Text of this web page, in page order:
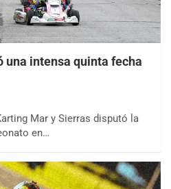
una intensa quinta fecha
Mar y Sierras disputó la
en…